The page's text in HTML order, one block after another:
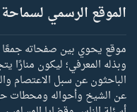
الموقع الرسمي لسماحة
موقع يحوي بين صفحاته جمعًا
وبذله المعرفي؛ ليكون منارًا
الباحثون عن سبل الاعتصام
عن الشيخ وأحواله ومحطات